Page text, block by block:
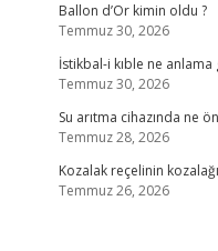
Ballon d’Or kimin oldu ?
Temmuz 30, 2026
İstikbal-i kıble ne anlama
Temmuz 30, 2026
Su arıtma cihazında ne
Temmuz 28, 2026
Kozalak reçelinin
Temmuz 26, 2026